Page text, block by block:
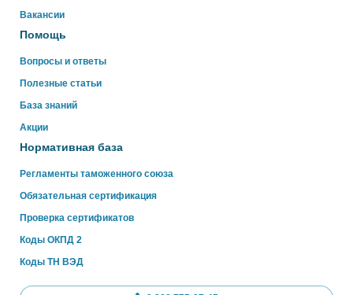
Вакансии
Помощь
Вопросы и ответы
Полезные статьи
База знаний
Акции
Нормативная база
Регламенты таможенного союза
Обязательная сертификация
Проверка сертификатов
Коды ОКПД 2
Коды ТН ВЭД